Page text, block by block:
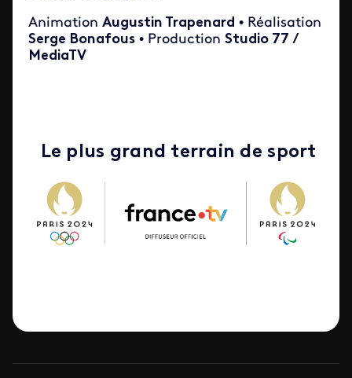
Animation Augustin Trapenard • Réalisation
Serge Bonafous • Production Studio 77 /
MediaTV
Le plus grand terrain de sport